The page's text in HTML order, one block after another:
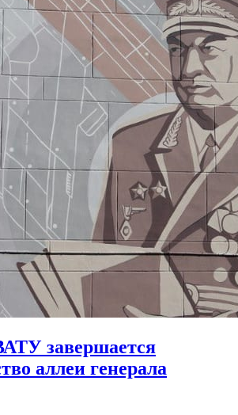
завершается
аллеи генерала